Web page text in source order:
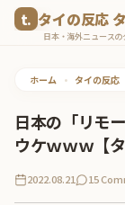
タイの反応
日本・海外ニュース
ホーム • タイの反応
日本の「リモ
ウケｗｗｗ【
2022.08.21 15